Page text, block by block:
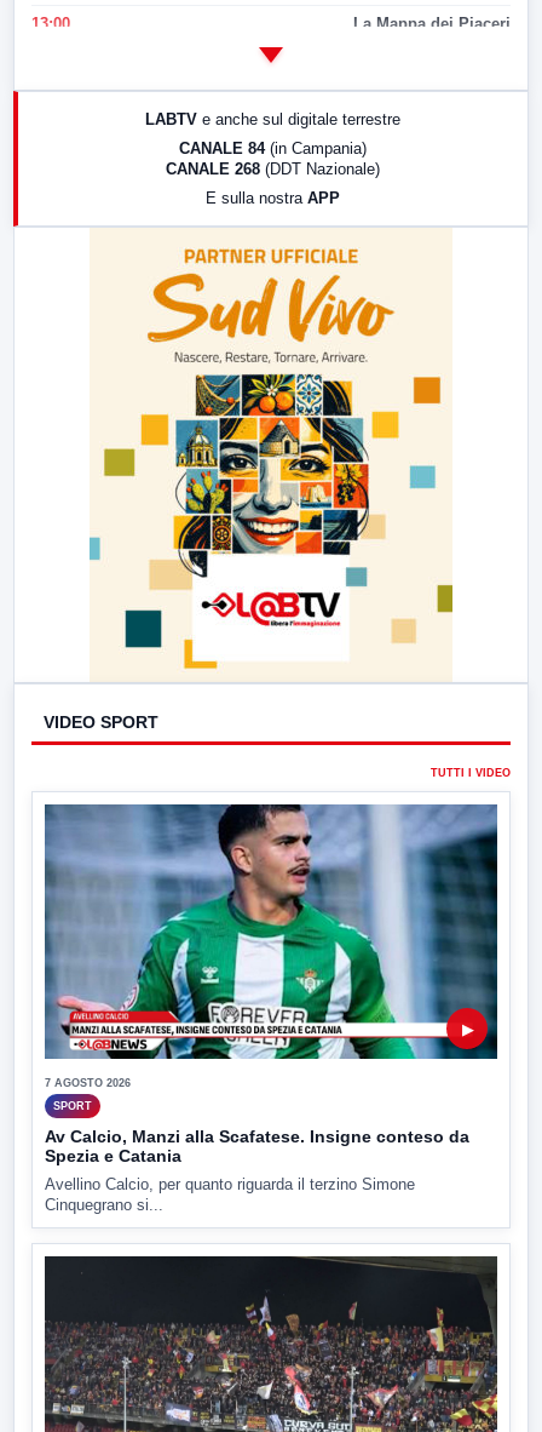
13:00 La Mappa dei Piaceri
LABTV e anche sul digitale terrestre
CANALE 84 (in Campania)
CANALE 268 (DDT Nazionale)
E sulla nostra APP
VIDEO SPORT
TUTTI I VIDEO
▶
7 AGOSTO 2026
SPORT
Av Calcio, Manzi alla Scafatese. Insigne conteso da
Spezia e Catania
Avellino Calcio, per quanto riguarda il terzino Simone
Cinquegrano si...